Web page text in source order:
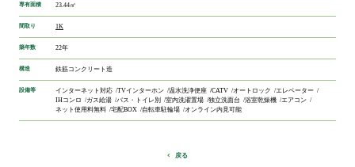
専有面積 23.44㎡
間取り 1K
築年数 22年
構造 鉄筋コンクリート造
設備等 インターネット対応 TVインターホン 温水洗浄便座 CATV オートロック
エレベーター
IHコンロ
ガス給湯 バス・トイレ別 室内洗濯置場 独立洗面台 浴室乾燥機
エアコン
ネット使用料無料
宅配BOX 自転車駐輪場 オンライン内見可能
戻る